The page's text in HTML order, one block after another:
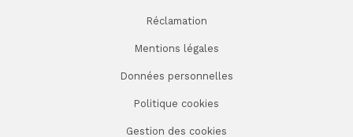
Réclamation
Mentions légales
Données personnelles
Politique cookies
Gestion des cookies